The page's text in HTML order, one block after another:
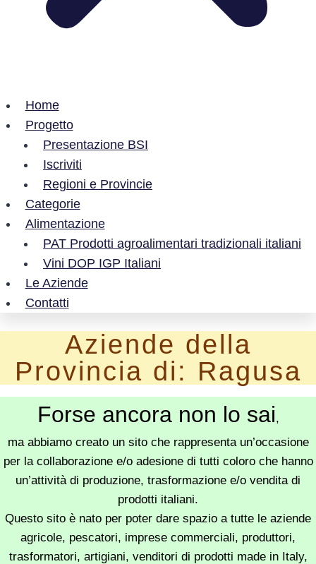
Home
Progetto
Presentazione BSI
Iscriviti
Regioni e Provincie
Categorie
Alimentazione
PAT Prodotti agroalimentari tradizionali italiani
Vini DOP IGP Italiani
Le Aziende
Contatti
Aziende della
Provincia di: Ragusa
Forse ancora non lo sai,
ma abbiamo creato un sito che rappresenta un’occasione
per la collaborazione e/o adesione di tutti coloro che hanno
un’attività di produzione, trasformazione e/o vendita di
prodotti italiani.
Questo sito è nato per poter dare spazio a tutte le aziende
agricole, pescatori, imprese commerciali, produttori,
trasformatori, artigiani, venditori di prodotti made in Italy,